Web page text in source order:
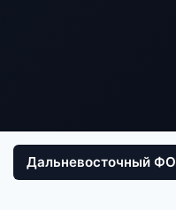
Дальневосточный ФО